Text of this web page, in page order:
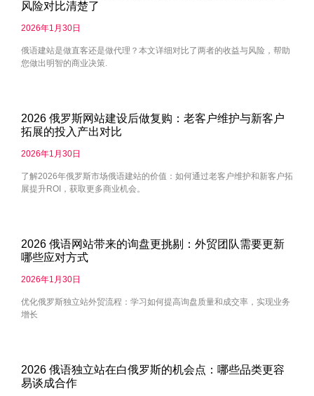
风险对比清楚了
2026年1月30日
俄语建站是做直客还是做代理？本文详细对比了两者的收益与风险，帮助
您做出明智的商业决策.
2026 俄罗斯网站建设后做复购：老客户维护与新客户
拓展的投入产出对比
2026年1月30日
了解2026年俄罗斯市场俄语建站的价值：如何通过老客户维护和新客户拓
展提升ROI，获取更多商业机会。
2026 俄语网站带来的询盘更挑剔：外贸团队需要更新
哪些应对方式
2026年1月30日
优化俄罗斯独立站外贸流程：学习如何提高询盘质量和成交率，实现业务
增长
2026 俄语独立站在白俄罗斯的机会点：哪些品类更容
易谈成合作